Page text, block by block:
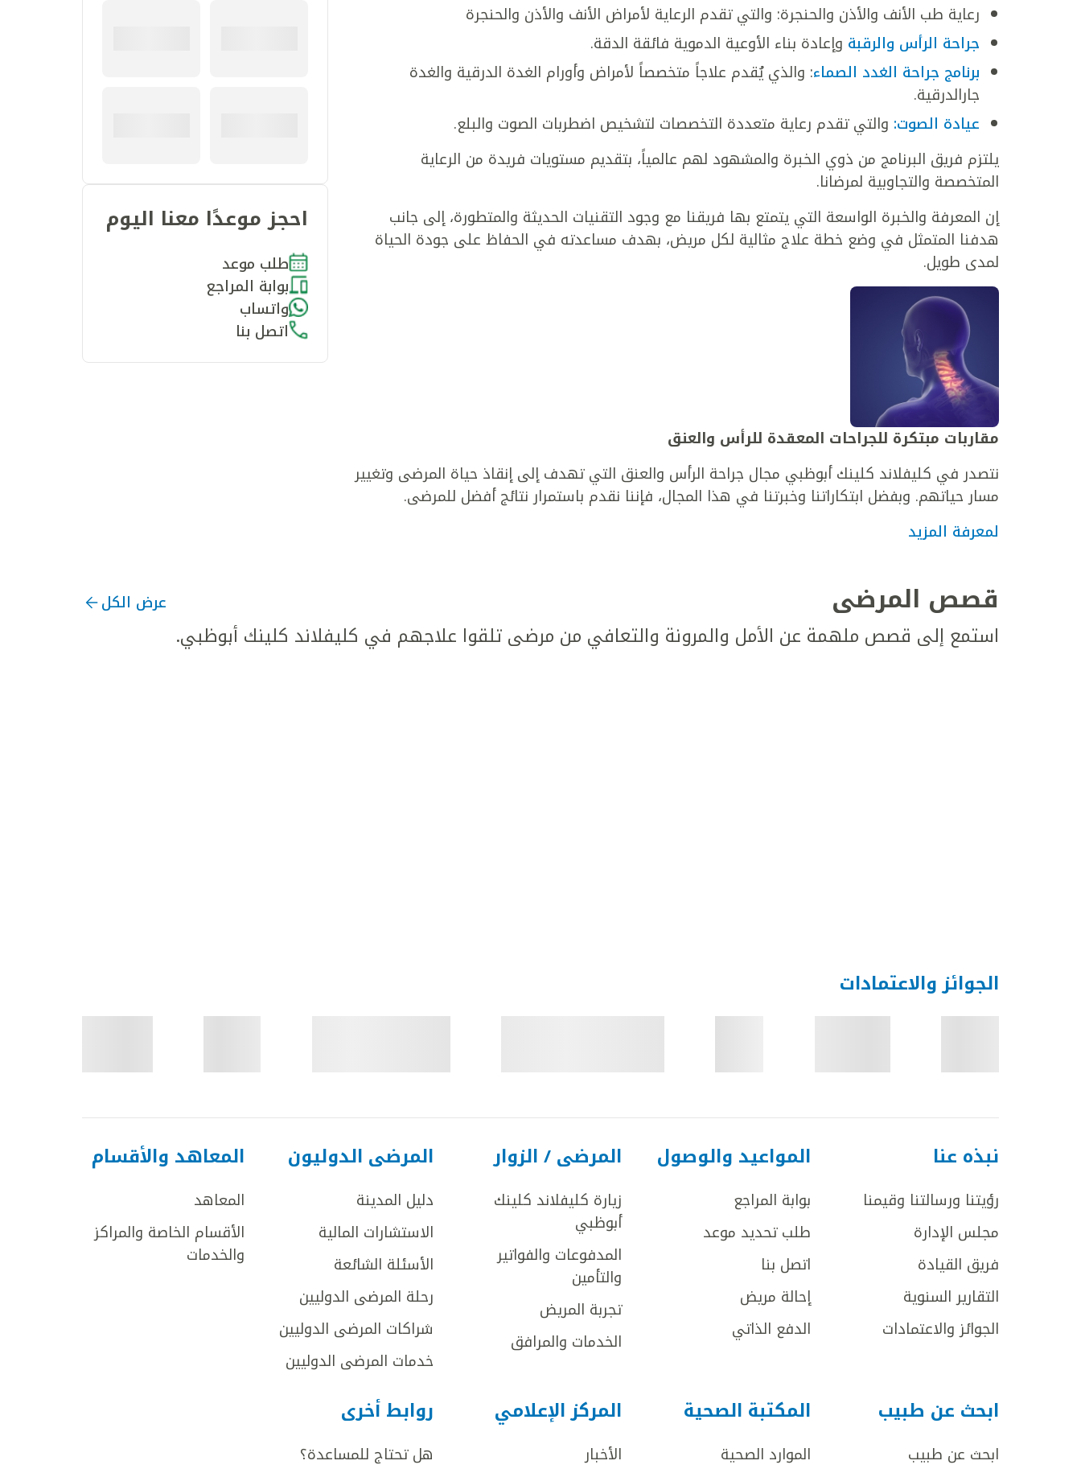
رعاية طب الأنف والأذن والحنجرة: والتي تقدم الرعاية لأمراض الأنف والأذن والحنجرة
جراحة الرأس والرقبة وإعادة بناء الأوعية الدموية فائقة الدقة.
برنامج جراحة الغدد الصماء: والذي يُقدم علاجاً متخصصاً لأمراض وأورام الغدة الدرقية والغدة
جارالدرقية.
عيادة الصوت: والتي تقدم رعاية متعددة التخصصات لتشخيص اضطربات الصوت والبلع.
يلتزم فريق البرنامج من ذوي الخبرة والمشهود لهم عالمياً، بتقديم مستويات فريدة من الرعاية
المتخصصة والتجاوبية لمرضانا.
إن المعرفة والخبرة الواسعة التي يتمتع بها فريقنا مع وجود التقنيات الحديثة والمتطورة، إلى جانب
هدفنا المتمثل في وضع خطة علاج مثالية لكل مريض، بهدف مساعدته في الحفاظ على جودة الحياة
لمدى طويل.
مقاربات مبتكرة للجراحات المعقدة للرأس والعنق
نتصدر في كليفلاند كلينك أبوظبي مجال جراحة الرأس والعنق التي تهدف إلى إنقاذ حياة المرضى وتغيير
مسار حياتهم. وبفضل ابتكاراتنا وخبرتنا في هذا المجال، فإننا نقدم باستمرار نتائج أفضل للمرضى.
لمعرفة المزيد
احجز موعدًا معنا اليوم
طلب موعد
بوابة المراجع
واتساب
اتصل بنا
قصص المرضى عرض الكل
استمع إلى قصص ملهمة عن الأمل والمرونة والتعافي من مرضى تلقوا علاجهم في كليفلاند كلينك أبوظبي.
الجوائز والاعتمادات
نبذه عنا
رؤيتنا ورسالتنا وقيمنا
مجلس الإدارة
فريق القيادة
التقارير السنوية
الجوائز والاعتمادات
المواعيد والوصول
بوابة المراجع
طلب تحديد موعد
اتصل بنا
إحالة مريض
الدفع الذاتي
المرضى / الزوار
زيارة كليفلاند كلينك
أبوظبي
المدفوعات والفواتير
والتأمين
تجربة المريض
الخدمات والمرافق
المرضى الدوليون
دليل المدينة
الاستشارات المالية
الأسئلة الشائعة
رحلة المرضى الدوليين
شراكات المرضى الدوليين
خدمات المرضى الدوليين
المعاهد والأقسام
المعاهد
الأقسام الخاصة والمراكز
والخدمات
ابحث عن طبيب
ابحث عن طبيب
المكتبة الصحية
الموارد الصحية
المركز الإعلامي
الأخبار
روابط أخرى
هل تحتاج للمساعدة؟